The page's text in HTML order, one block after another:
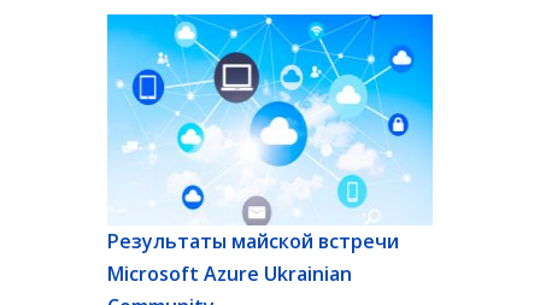
Результаты майской встречи
Microsoft Azure Ukrainian